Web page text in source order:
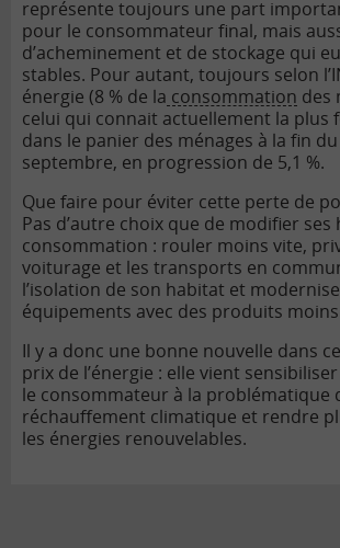
représente toujours une part
pour le consommateur final, mais
d’acheminement et de stockage qui
stables. Pour autant, toujours selon
énergie (8 % de la consommation des
celui qui connait actuellement la plus
dans le panier des ménages à la fin
septembre, en progression de 5,1 %.
Que faire pour éviter cette perte de
Pas d’autre choix que de modifier ses
consommation : rouler moins vite,
voiturage et les transports en
l’isolation de son habitat et
équipements avec des produits
Il y a donc une bonne nouvelle dans
prix de l’énergie : elle vient
le consommateur à la problématique
réchauffement climatique et rendre
les énergies renouvelables.